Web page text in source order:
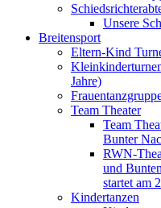
Unsere
Breitensport
Eltern-Kind
Jahre)
Team Theater
Team
Bunter
RWN-
und
startet am
Kindertanzen